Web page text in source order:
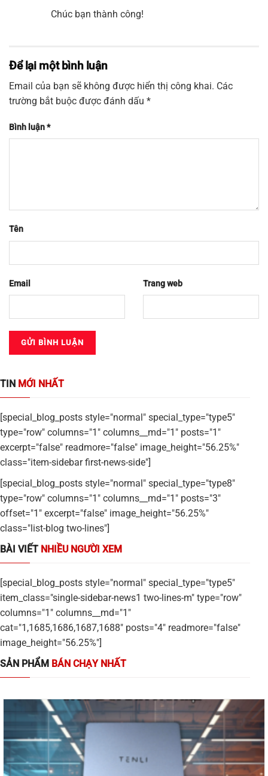
Chúc bạn thành công!
Để lại một bình luận
Email của bạn sẽ không được hiển thị công khai. Các
trường bắt buộc được đánh dấu *
Bình luận*
Tên
Email Trang web
TIN MỚI NHẤT
[special_blog_posts style="normal" special_type="type5"
type="row" columns="1" columns__md="1" posts="1"
excerpt="false" readmore="false" image_height="56.25%"
class="item-sidebar first-news-side"]
[special_blog_posts style="normal" special_type="type8"
type="row" columns="1" columns__md="1" posts="3"
offset="1" excerpt="false" image_height="56.25%"
class="list-blog two-lines"]
BÀI VIẾT NHIỀU NGƯỜI XEM
[special_blog_posts style="normal" special_type="type5"
item_class="single-sidebar-news1 two-lines-m" type="row"
columns="1" columns__md="1"
cat="1,1685,1686,1687,1688" posts="4" readmore="false"
image_height="56.25%"]
SẢN PHẨM BÁN CHẠY NHẤT